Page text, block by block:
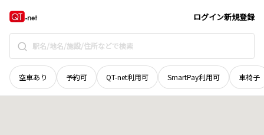
ログイン新規登録
空車あり 予約可 QT-net利用可 SmartPay利用可 車椅子
岩手県